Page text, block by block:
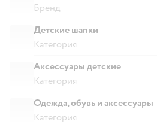
Бренд
Детские шапки
Категория
Аксессуары детские
Категория
Одежда, обувь и аксессуары
Категория